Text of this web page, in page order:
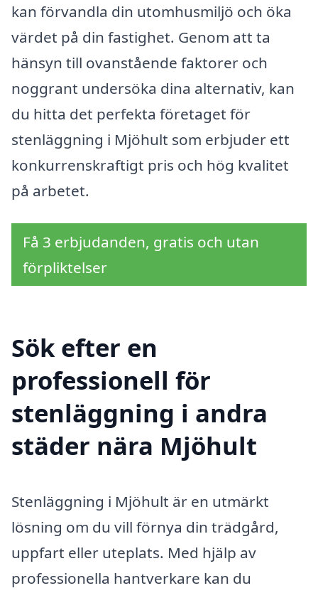
kan förvandla din utomhusmiljö och öka
värdet på din fastighet. Genom att ta
hänsyn till ovanstående faktorer och
noggrant undersöka dina alternativ, kan
du hitta det perfekta företaget för
stenläggning i Mjöhult som erbjuder ett
konkurrenskraftigt pris och hög kvalitet
på arbetet.
Få 3 erbjudanden, gratis och utan
förpliktelser
Sök efter en
professionell för
stenläggning i andra
städer nära Mjöhult
Stenläggning i Mjöhult är en utmärkt
lösning om du vill förnya din trädgård,
uppfart eller uteplats. Med hjälp av
professionella hantverkare kan du